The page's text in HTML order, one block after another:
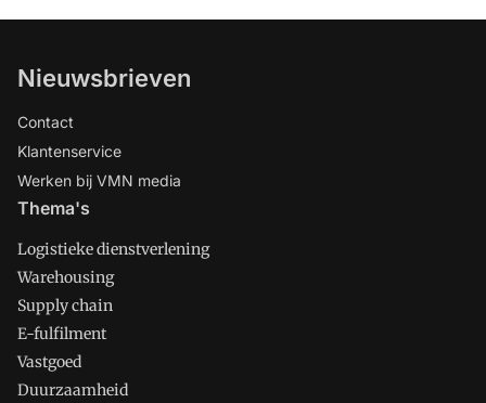
Nieuwsbrieven
Contact
Klantenservice
Werken bij VMN media
Thema's
Logistieke dienstverlening
Warehousing
Supply chain
E-fulfilment
Vastgoed
Duurzaamheid